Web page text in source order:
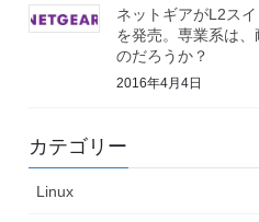
ネットギアがL2ス
を発売。専業系は
のだろうか？
2016年4月4日
カテゴリー
Linux